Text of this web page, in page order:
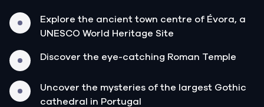
Explore the ancient town centre of Évora, a
UNESCO World Heritage Site
Discover the eye-catching Roman Temple
Uncover the mysteries of the largest Gothic
cathedral in Portugal